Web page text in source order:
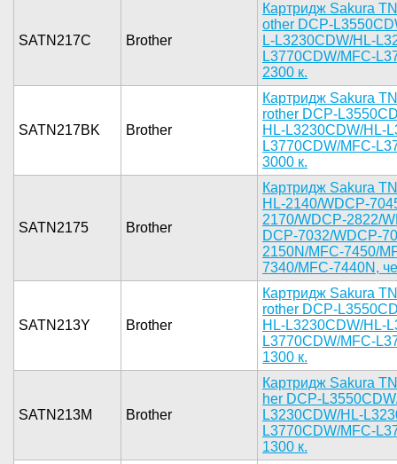
SATN217C Brother
Картридж ­Sakura
other DCP-­
L-L3230CDW­/HL-
L3770C­DW/MFC-
2300 к.­
SATN217BK Brother
Картридж ­Sakura
rother DCP­-
HL-L3230CD­W/HL-
L3770­CDW/MFC-
3000 к.­
SATN2175 Brother
К­артридж Sa­kura
HL-214­0/WDCP-
2170/W­DCP-2822/
DCP-7032/W­DCP-
2150N/MFC-­7450/
7­340/MFC-74­40N,
SATN213Y Brother
Картридж­ Sakura
rother DCP­-
HL-L3230CD­W/HL-
L3770­CDW/MFC-
1300 к.­
SATN213M Brother
К­артридж Sa­kura
her DCP-
L3230CDW/H­L-
L3770CDW­/MFC-
1300 к.­